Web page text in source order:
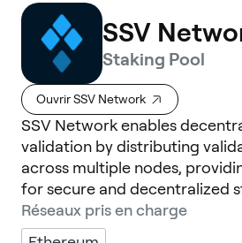
SSV
Staking Pool
Ouvrir SSV Network
SSV Network enables
validation by distributing
across multiple nodes,
for secure and decentralized
Réseaux pris en charge